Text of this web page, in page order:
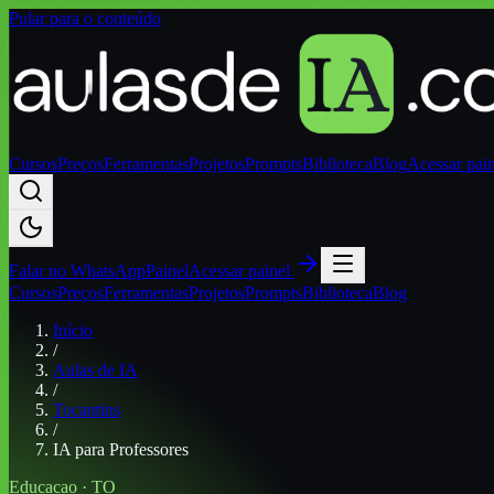
Pular para o conteúdo
CursosPreçosFerramentasProjetosPromptsBibliotecaBlogAcessar
Falar no WhatsAppPainelAcessar painel
CursosPreçosFerramentasProjetosPromptsBibliotecaBlog
Início
/
Aulas de IA
/
Tocantins
/
IA para Professores
Educacao · TO